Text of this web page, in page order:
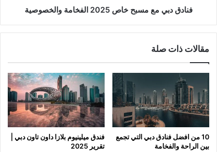
فنادق دبي مع مسبح خاص 2025 الفخامة والخصوصية
مقالات ذات صلة
10 من افضل فنادق دبي التي تجمع
بين الراحة والفخامة
فندق ميلينيوم بلازا داون تاون دبي |
تقرير 2025